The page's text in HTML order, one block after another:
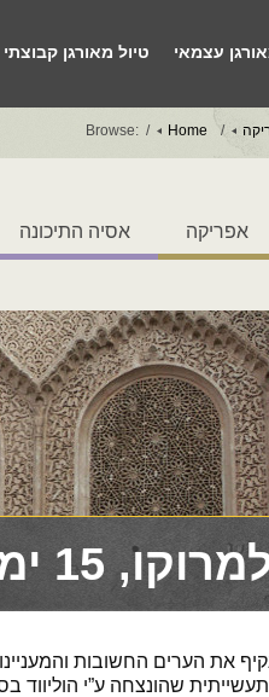
עצמאי טיול מאורגן קבוצתי
Browse: Home
אסיה התיכונה אפריקה
15 ימים
נקיף את הערים החשובות
שהונצחה ע”י